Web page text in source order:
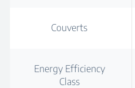
Couverts
Energy Efficiency
Class